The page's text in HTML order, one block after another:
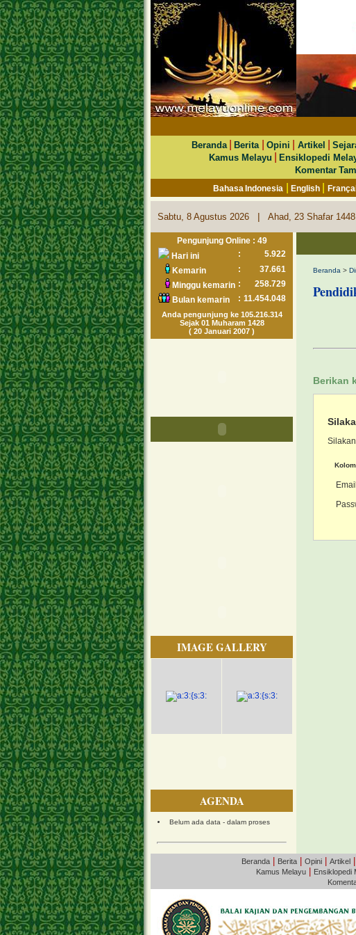
Beranda|Berita Opini Artikel |
Kamus Melayu
|Ensiklopedi
Komentar
Bahasa Indonesia |English
Sabtu, 8 Agustus 2026 | Ahad, 23 Shafar 1448
Pengunjung Online : 49
Hari ini
:
5.922
Kemarin
:
37.661
Minggu kemarin :
258.729
Bulan kemarin
: 11.454.048
Anda pengunjung ke 105.216.314
Sejak 01 Muharam 1428
( 20 Januari 2007 )
IMAGE GALLERY
AGENDA
Belum ada data - dalam proses
Beranda >
Berikan
Email
Beranda Berita Opini Artikel
Kamus Melayu
Ensiklopedi